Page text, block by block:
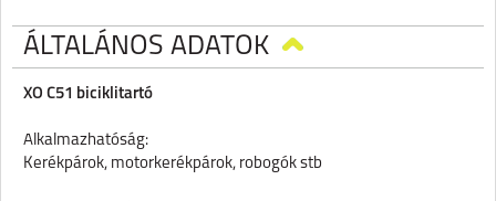
ÁLTALÁNOS ADATOK
XO C51 biciklitartó
Alkalmazhatóság:
Kerékpárok, motorkerékpárok, robogók stb